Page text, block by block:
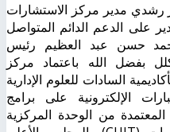
رشدي مدير مركز الاستشارات
على الدعم الدائم المتواصل
حسن عبد العظيم رئيس
بفضل الله باعتماد مركز
السادات للعلوم الإدارية
الإلكترونية على برامج
المعتمدة من الوحدة المركزية